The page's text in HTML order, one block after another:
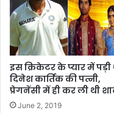
इस क्रिकेटर के प्यार में पड़ी
दिनेश कार्तिक की पत्नी,
प्रेगनेंसी में ही कर ली थी
June 2, 2019